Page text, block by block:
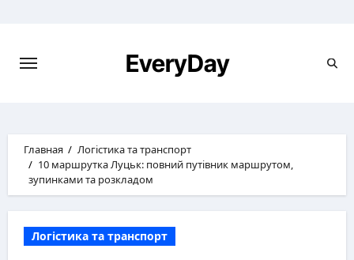
EveryDay
Главная
Логістика та транспорт
10 маршрутка Луцьк: повний путівник маршрутом,
зупинками та розкладом
Логістика та транспорт